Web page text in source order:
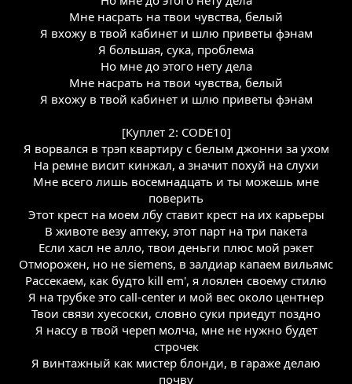
Мне насрать на твои чувства, белый
Я вхожу в твой кабинет и шлю приветы фэнам
Я большая, сука, проблема
Но мне до этого нету дела
Мне насрать на твои чувства, белый
Я вхожу в твой кабинет и шлю приветы фэнам
[Куплет 2: CODE10]
Я ворвался в трэп квартиру с белым джонни за ухом
На ремне висит кинжал, а значит похуй на слухи
Мне всего лишь восемнадцать и ты можешь мне
поверить
Этот крест на моем лбу ставит крест на их карьеры
В животе везу аптеку, этот парт на три пакета
Если хасл не алло, твои деньги плюс мой рэкет
Отморожен, но не siemens, в залдиар капаем вильямс
Рассекаем, как будто kill em', я лоялен своему стилю
Я на трубке это call-center и мой вес около центнер
Твои связи хуесоски, словно суки приедут поздно
Я нассу в твой череп молча, мне не нужно будет
строчек
Я винтажный как мистер блонди, в гараже делаю
почву